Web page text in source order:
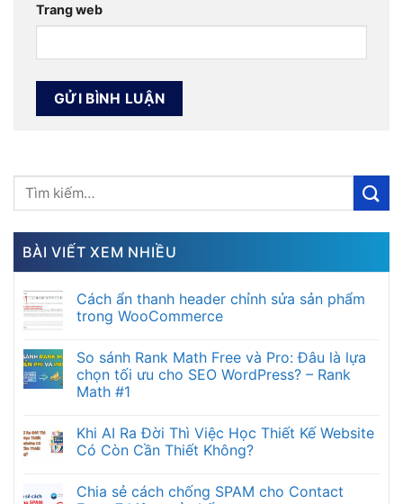
Trang web
BÀI VIẾT XEM NHIỀU
Cách ẩn thanh header chỉnh sửa sản phẩm
trong WooCommerce
So sánh Rank Math Free và Pro: Đâu là lựa
chọn tối ưu cho SEO WordPress? – Rank
Math #1
Khi AI Ra Đời Thì Việc Học Thiết Kế Website
Có Còn Cần Thiết Không?
Chia sẻ cách chống SPAM cho Contact